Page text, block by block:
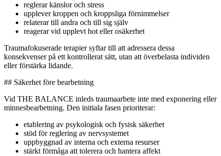
reglerar känslor och stress
upplever kroppen och kroppsliga förnimmelser
relaterar till andra och till sig själv
reagerar vid upplevt hot eller osäkerhet
Traumafokuserade terapier syftar till att adressera dessa
konsekvenser på ett kontrollerat sätt, utan att överbelasta individen
eller förstärka lidande.
## Säkerhet före bearbetning
Vid THE BALANCE inleds traumaarbete inte med exponering eller
minnesbearbetning. Den initiala fasen prioriterar:
etablering av psykologisk och fysisk säkerhet
stöd för reglering av nervsystemet
uppbyggnad av interna och externa resurser
stärkt förmåga att tolerera och hantera affekt